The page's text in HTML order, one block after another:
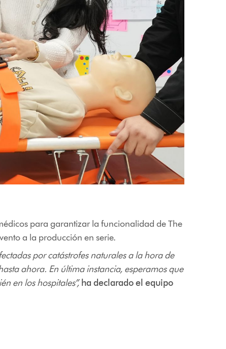
para garantizar la funcionalidad de The
a la producción en serie.
por catástrofes naturales a la hora de
ahora. En última instancia, esperamos que
en los hospitales”, ha declarado el equipo